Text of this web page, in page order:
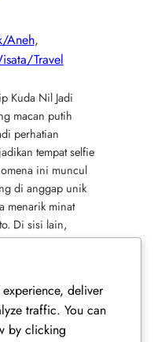
Aneh
Travel
Kuda Nil Jadi
macan putih
perhatian
tempat selfie
ini muncul
di anggap unik
menarik minat
Di sisi lain,
Laman Berikutnya
deliver
traffic. You can
by clicking